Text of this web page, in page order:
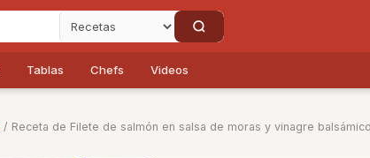
Tablas Chefs Videos
/ Receta de Filete de salmón en salsa de moras y vinagre